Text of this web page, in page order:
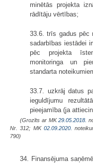
minētās projekta
rādītāju vērtības;
33.6. trīs gadus pēc
sadarbības iestādei
pēc projekta
monitoringa un
standarta
33.7. uzkrāj datus
ieguldījumu
pieejamība (ja
(Grozīts ar MK29.05.2018.
Nr. 312; MK 02.09.2020.
790)
34. Finansējuma